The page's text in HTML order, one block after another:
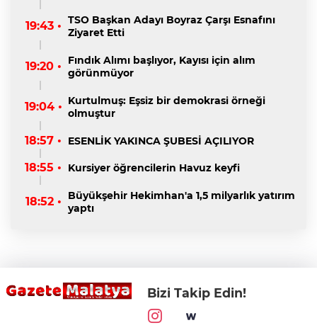
19:43 • TSO Başkan Adayı Boyraz Çarşı Esnafını
Ziyaret Etti
19:20 •
Fındık Alımı başlıyor, Kayısı için alım
görünmüyor
19:04 • Kurtulmuş: Eşsiz bir demokrasi örneği
olmuştur
18:57 • ESENLİK YAKINCA ŞUBESİ AÇILIYOR
18:55 • Kursiyer öğrencilerin Havuz keyfi
18:52 •
Büyükşehir Hekimhan'a 1,5 milyarlık yatırım
yaptı
Bizi Takip Edin!